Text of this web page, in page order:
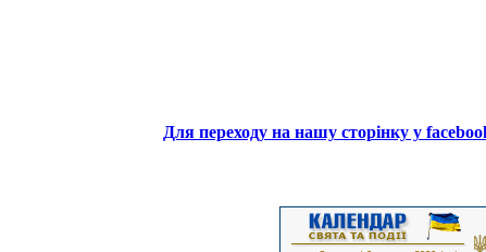
Для переходу на нашу сторінку у